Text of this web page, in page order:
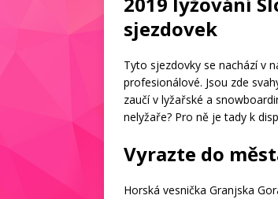
sjezdovek
Tyto sjezdovky se nachází v
profesionálové. Jsou zde
zaučí v lyžařské a
nelyžaře? Pro ně je tady k
Vyrazte do
Horská vesnička Granjska